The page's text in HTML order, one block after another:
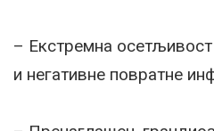
– Екстремна
и негативне повратне